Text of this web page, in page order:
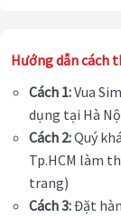
Hướng dẫn cách
Cách 1:Vua
dụng tại Hà
Cách 2:Quý
Tp.HCM làm
trang)
Cách 3:Đặt